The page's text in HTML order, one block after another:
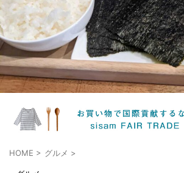
HOME > グルメ >